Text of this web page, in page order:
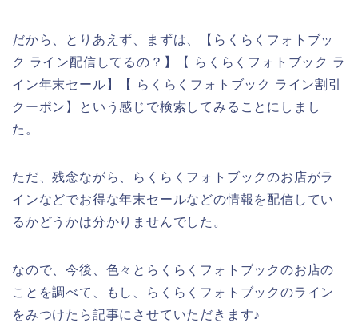
だから、とりあえず、まずは、【らくらくフォトブッ
ク ライン配信してるの？】【 らくらくフォトブック ラ
イン年末セール】【 らくらくフォトブック ライン割引
クーポン】という感じで検索してみることにしまし
た。
ただ、残念ながら、らくらくフォトブックのお店がラ
インなどでお得な年末セールなどの情報を配信してい
るかどうかは分かりませんでした。
なので、今後、色々とらくらくフォトブックのお店の
ことを調べて、もし、らくらくフォトブックのライン
をみつけたら記事にさせていただきます♪